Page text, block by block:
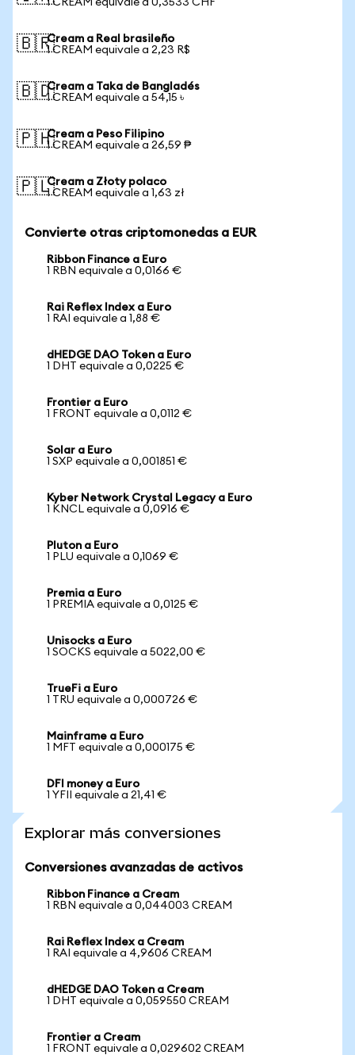
1 CREAM equivale a 0,3533 CHF
🇧🇷Cream a Real brasileño
1 CREAM equivale a 2,23 R$
🇧🇩Cream a Taka de Bangladés
1 CREAM equivale a 54,15 ৳
🇵🇭Cream a Peso Filipino
1 CREAM equivale a 26,59 ₱
🇵🇱Cream a Złoty polaco
1 CREAM equivale a 1,63 zł
Convierte otras criptomonedas a EUR
Ribbon Finance a Euro
1 RBN equivale a 0,0166 €
Rai Reflex Index a Euro
1 RAI equivale a 1,88 €
dHEDGE DAO Token a Euro
1 DHT equivale a 0,0225 €
Frontier a Euro
1 FRONT equivale a 0,0112 €
Solar a Euro
1 SXP equivale a 0,001851 €
Kyber Network Crystal Legacy a Euro
1 KNCL equivale a 0,0916 €
Pluton a Euro
1 PLU equivale a 0,1069 €
Premia a Euro
1 PREMIA equivale a 0,0125 €
Unisocks a Euro
1 SOCKS equivale a 5022,00 €
TrueFi a Euro
1 TRU equivale a 0,000726 €
Mainframe a Euro
1 MFT equivale a 0,000175 €
DFI money a Euro
1 YFII equivale a 21,41 €
Explorar más conversiones
Conversiones avanzadas de activos
Ribbon Finance a Cream
1 RBN equivale a 0,044003 CREAM
Rai Reflex Index a Cream
1 RAI equivale a 4,9606 CREAM
dHEDGE DAO Token a Cream
1 DHT equivale a 0,059550 CREAM
Frontier a Cream
1 FRONT equivale a 0,029602 CREAM